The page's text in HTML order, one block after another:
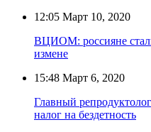
12:05 Март 10, 2020
ВЦИОМ: россияне
измене
15:48 Март 6, 2020
Главный
налог на бездетность